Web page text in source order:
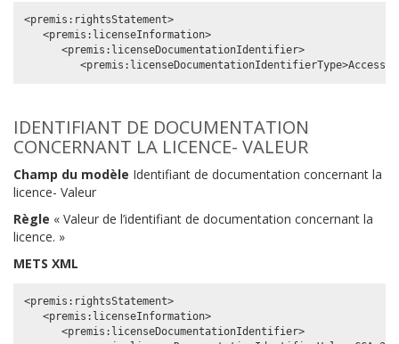
<premis:rightsStatement>
   <premis:licenseInformation>
      <premis:licenseDocumentationIdentifier>
IDENTIFIANT DE DOCUMENTATION
CONCERNANT LA LICENCE- VALEUR
Champ du modèle Identifiant de documentation concernant la
licence- Valeur
Règle « Valeur de l’identifiant de documentation concernant la
licence. »
METS XML
<premis:rightsStatement>
   <premis:licenseInformation>
      <premis:licenseDocumentationIdentifier>